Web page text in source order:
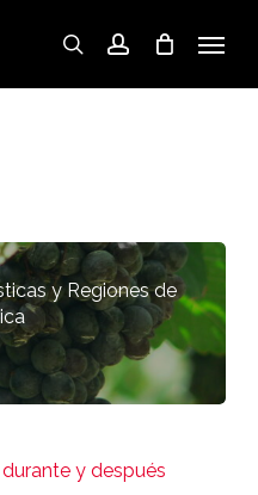
searchaccount
y Regiones de
y después